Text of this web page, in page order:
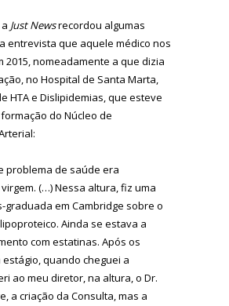
Just Newsrecordou algumas
entrevista que aquele médico nos
2015, nomeadamente a que dizia
no Hospital de Santa Marta,
HTA e Dislipidemias, que esteve
do Núcleo de
problema de saúde era
(…) Nessa altura, fiz uma
graduada em Cambridge sobre o
Ainda se estava a
com estatinas. Após os
quando cheguei a
ao meu diretor, na altura, o Dr.
a criação da Consulta, mas a